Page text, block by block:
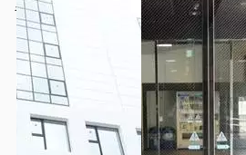
で）
名古屋会議室 ナカトウ丸の内ビル店 第1会